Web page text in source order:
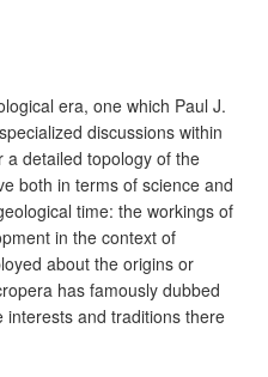
era, one which Paul J.
discussions within
a detailed topology of the
both in terms of science and
time: the workings of
in the context of
about the origins or
has famously dubbed
interests and traditions there